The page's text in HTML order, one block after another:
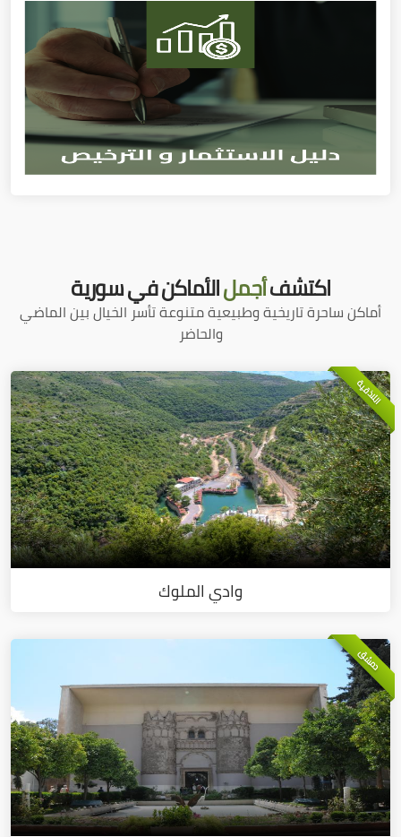
اكتشفأجملالأماكن في سورية
أماكن ساحرة تاريخية وطبيعية متنوعة تأسر الخيال بين الماضي
والحاضر
اللاذقية
وادي الملوك
دمشق